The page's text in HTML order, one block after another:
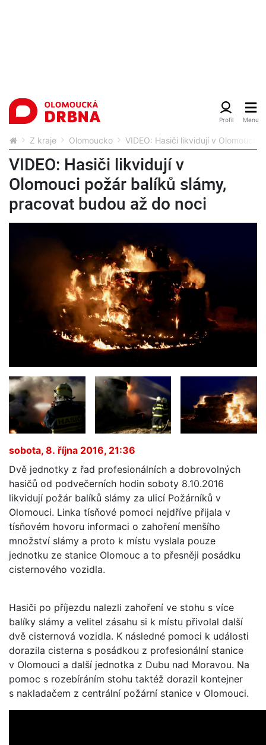
Z kraje Olomoucko VIDEO: Hasiči likvidují v Olomouci
VIDEO: Hasiči likvidují v
Olomouci požár balíků slámy,
pracovat budou až do noci
sobota, 8. října 2016, 21:36
Dvě jednotky z řad profesionálních a dobrovolných
hasičů od podvečerních hodin soboty 8.10.2016
likvidují požár balíků slámy za ulicí Požárníků v
Olomouci. Linka tísňové pomoci nejdříve přijala v
tísňovém hovoru informaci o zahoření menšího
množství slámy a proto k místu vyslala pouze
jednotku ze stanice Olomouc a to přesněji posádku
cisternového vozidla.
Hasiči po příjezdu nalezli zahoření ve stohu s více
balíky slámy a velitel zásahu si k místu přivolal další
dvě cisternová vozidla. K následné pomoci k události
dorazila cisterna s posádkou z profesionální stanice
v Olomouci a další jednotka z Dubu nad Moravou. Na
pomoc s rozebíráním stohu taktéž dorazil kontejner
s nakladačem z centrální požární stanice v Olomouci.